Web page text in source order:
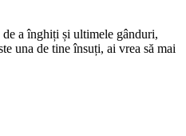
de a înghiți și ultimele gânduri,
una de tine însuți, ai vrea să mai